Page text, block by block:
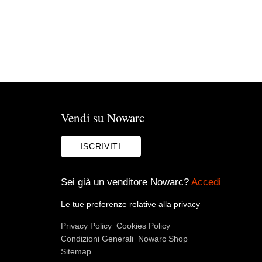
Vendi su Nowarc
ISCRIVITI
Sei già un venditore Nowarc? Accedi
Le tue preferenze relative alla privacy
Privacy Policy Cookies Policy
Condizioni Generali Nowarc Shop
Sitemap